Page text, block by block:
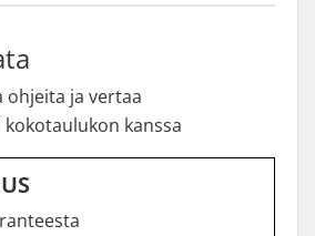
ohjeita ja vertaa
kanssa